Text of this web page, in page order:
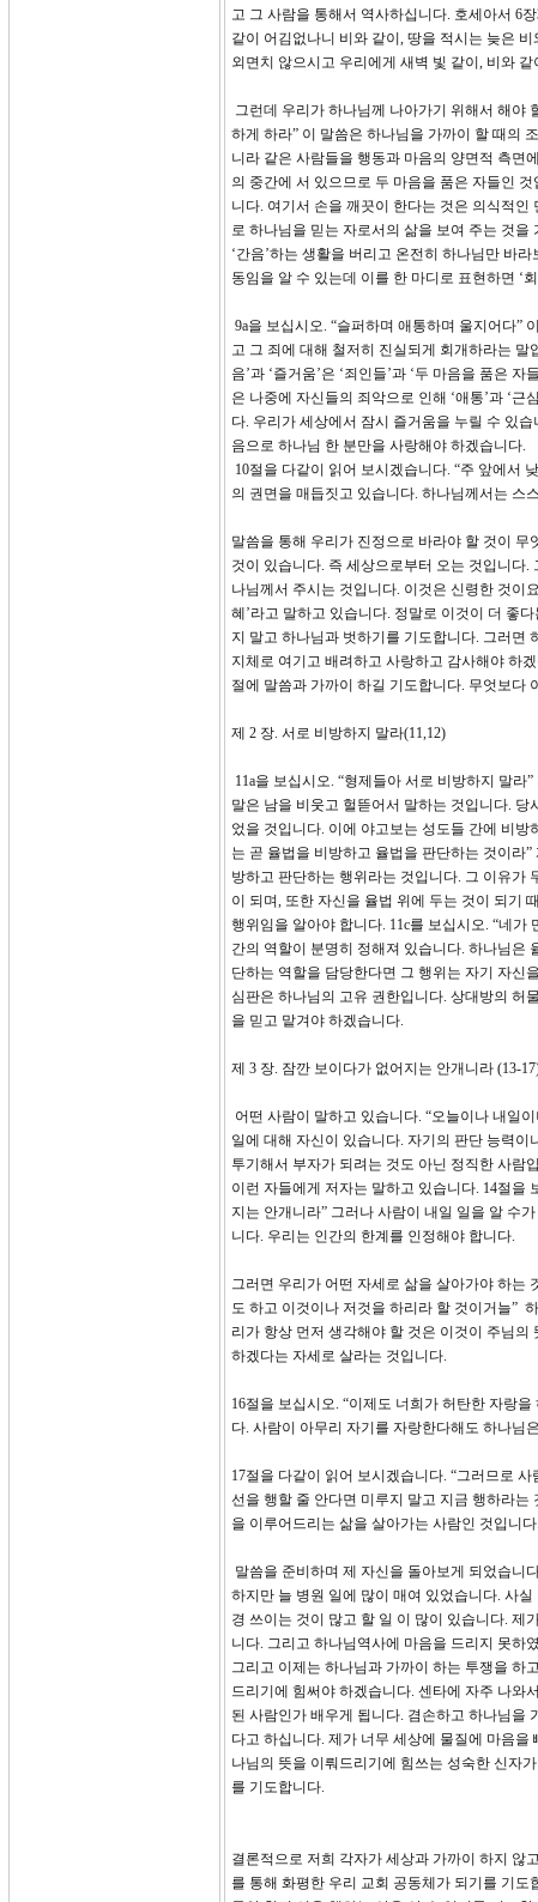
고 그 사람을 통해서 역사하십니다. 호세아서 6
같이 어김없나니 비와 같이, 땅을 적시는 늦은
외면치 않으시고 우리에게 새벽 빛 같이, 비와
그런데 우리가 하나님께 나아가기 위해서 해야
하게 하라” 이 말씀은 하나님을 가까이 할 때의
니라 같은 사람들을 행동과 마음의 양면적 측면
의 중간에 서 있으므로 두 마음을 품은 자들인
니다. 여기서 손을 깨끗이 한다는 것은 의식적
로 하나님을 믿는 자로서의 삶을 보여 주는 것
‘간음’하는 생활을 버리고 온전히 하나님만 바
동임을 알 수 있는데 이를 한 마디로 표현하면 ‘
9a을 보십시오. “슬퍼하며 애통하며 울지어다”
고 그 죄에 대해 철저히 진실되게 회개하라는 말
음’과 ‘즐거움’은 ‘죄인들’과 ‘두 마음을 품은
은 나중에 자신들의 죄악으로 인해 ‘애통’과 ‘
다. 우리가 세상에서 잠시 즐거움을 누릴 수 있
음으로 하나님 한 분만을 사랑해야 하겠습니다.
10절을 다같이 읽어 보시겠습니다. “주 앞에서
의 권면을 매듭짓고 있습니다. 하나님께서는 스
말씀을 통해 우리가 진정으로 바라야 할 것이
것이 있습니다. 즉 세상으로부터 오는 것입니다
나님께서 주시는 것입니다. 이것은 신령한 것이
혜’라고 말하고 있습니다. 정말로 이것이 더 좋
지 말고 하나님과 벗하기를 기도합니다. 그러면
지체로 여기고 배려하고 사랑하고 감사해야 하
절에 말씀과 가까이 하길 기도합니다. 무엇보다
제 2 장. 서로 비방하지 말라(11,12)
11a을 보십시오. “형제들아 서로 비방하지 말라
말은 남을 비웃고 헐뜯어서 말하는 것입니다.
었을 것입니다. 이에 야고보는 성도들 간에 비
는 곧 율법을 비방하고 율법을 판단하는 것이라
방하고 판단하는 행위라는 것입니다. 그 이유가
이 되며, 또한 자신을 율법 위에 두는 것이 되기
행위임을 알아야 합니다. 11c를 보십시오. “네
간의 역할이 분명히 정해져 있습니다. 하나님은
단하는 역할을 담당한다면 그 행위는 자기 자신
심판은 하나님의 고유 권한입니다. 상대방의 허
을 믿고 맡겨야 하겠습니다.
제 3 장. 잠깐 보이다가 없어지는 안개니라 (13-
어떤 사람이 말하고 있습니다. “오늘이나 내일
일에 대해 자신이 있습니다. 자기의 판단 능력
투기해서 부자가 되려는 것도 아닌 정직한 사람
이런 자들에게 저자는 말하고 있습니다. 14절을
지는 안개니라” 그러나 사람이 내일 일을 알 수
니다. 우리는 인간의 한계를 인정해야 합니다.
그러면 우리가 어떤 자세로 삶을 살아가야 하는
도 하고 이것이나 저것을 하리라 할 것이거늘”
리가 항상 먼저 생각해야 할 것은 이것이 주님
하겠다는 자세로 살라는 것입니다.
16절을 보십시오. “이제도 너희가 허탄한 자랑
다. 사람이 아무리 자기를 자랑한다해도 하나님
17절을 다같이 읽어 보시겠습니다. “그러므로
선을 행할 줄 안다면 미루지 말고 지금 행하라
을 이루어드리는 삶을 살아가는 사람인 것입니다.
말씀을 준비하며 제 자신을 돌아보게 되었습니
하지만 늘 병원 일에 많이 매여 있었습니다. 사
경 쓰이는 것이 많고 할 일 이 많이 있습니다. 제
니다. 그리고 하나님역사에 마음을 드리지 못하
그리고 이제는 하나님과 가까이 하는 투쟁을 하
드리기에 힘써야 하겠습니다. 센타에 자주 나와
된 사람인가 배우게 됩니다. 겸손하고 하나님을
다고 하십니다. 제가 너무 세상에 물질에 마음
나님의 뜻을 이뤄드리기에 힘쓰는 성숙한 신자
를 기도합니다.
결론적으로 저희 각자가 세상과 가까이 하지 않
를 통해 화평한 우리 교회 공동체가 되기를 기